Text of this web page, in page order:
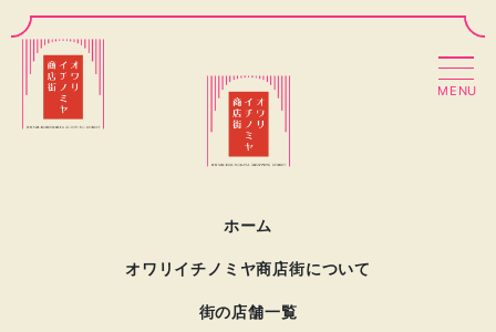
MENU
ホーム
オワリイチノミヤ商店街について
街の店舗一覧